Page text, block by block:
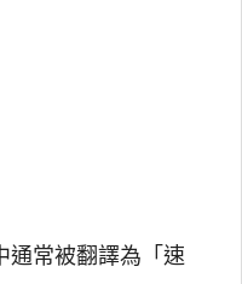
通常被翻譯為「速